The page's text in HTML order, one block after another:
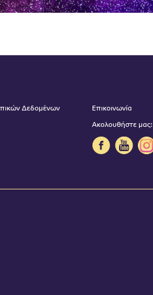
Δεδομένων Επικοινωνία
Ακολουθήστε μας: